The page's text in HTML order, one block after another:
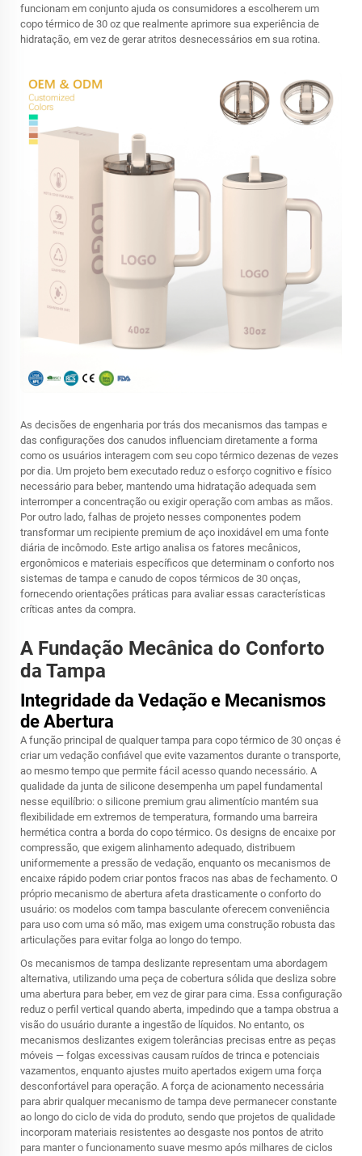
funcionam em conjunto ajuda os consumidores a escolherem um
copo térmico de 30 oz que realmente aprimore sua experiência de
hidratação, em vez de gerar atritos desnecessários em sua rotina.
As decisões de engenharia por trás dos mecanismos das tampas e
das configurações dos canudos influenciam diretamente a forma
como os usuários interagem com seu copo térmico dezenas de vezes
por dia. Um projeto bem executado reduz o esforço cognitivo e físico
necessário para beber, mantendo uma hidratação adequada sem
interromper a concentração ou exigir operação com ambas as mãos.
Por outro lado, falhas de projeto nesses componentes podem
transformar um recipiente premium de aço inoxidável em uma fonte
diária de incômodo. Este artigo analisa os fatores mecânicos,
ergonômicos e materiais específicos que determinam o conforto nos
sistemas de tampa e canudo de copos térmicos de 30 onças,
fornecendo orientações práticas para avaliar essas características
críticas antes da compra.
A Fundação Mecânica do Conforto
da Tampa
Integridade da Vedação e Mecanismos
de Abertura
A função principal de qualquer tampa para copo térmico de 30 onças é
criar um vedação confiável que evite vazamentos durante o transporte,
ao mesmo tempo que permite fácil acesso quando necessário. A
qualidade da junta de silicone desempenha um papel fundamental
nesse equilíbrio: o silicone premium grau alimentício mantém sua
flexibilidade em extremos de temperatura, formando uma barreira
hermética contra a borda do copo térmico. Os designs de encaixe por
compressão, que exigem alinhamento adequado, distribuem
uniformemente a pressão de vedação, enquanto os mecanismos de
encaixe rápido podem criar pontos fracos nas abas de fechamento. O
próprio mecanismo de abertura afeta drasticamente o conforto do
usuário: os modelos com tampa basculante oferecem conveniência
para uso com uma só mão, mas exigem uma construção robusta das
articulações para evitar folga ao longo do tempo.
Os mecanismos de tampa deslizante representam uma abordagem
alternativa, utilizando uma peça de cobertura sólida que desliza sobre
uma abertura para beber, em vez de girar para cima. Essa configuração
reduz o perfil vertical quando aberta, impedindo que a tampa obstrua a
visão do usuário durante a ingestão de líquidos. No entanto, os
mecanismos deslizantes exigem tolerâncias precisas entre as peças
móveis — folgas excessivas causam ruídos de trinca e potenciais
vazamentos, enquanto ajustes muito apertados exigem uma força
desconfortável para operação. A força de acionamento necessária
para abrir qualquer mecanismo de tampa deve permanecer constante
ao longo do ciclo de vida do produto, sendo que projetos de qualidade
incorporam materiais resistentes ao desgaste nos pontos de atrito
para manter o funcionamento suave mesmo após milhares de ciclos